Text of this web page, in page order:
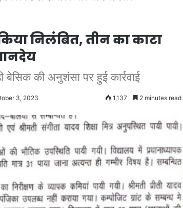
निलंबित, तीन का काटा
बेसिक की अनुशंसा पर हुई कार्रवाई
3, 2023 1,137 2 minutes read